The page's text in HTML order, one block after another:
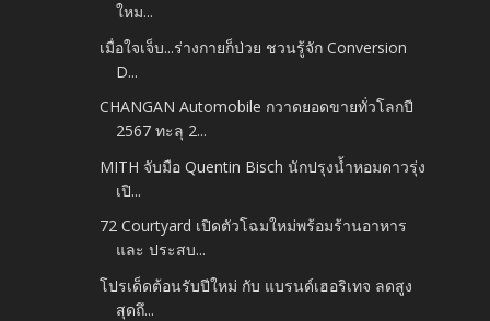
ใหม...
เมื่อใจเจ็บ...ร่างกายก็ป่วย ชวนรู้จัก Conversion
D...
CHANGAN Automobile กวาดยอดขายทั่วโลกปี
2567 ทะลุ 2...
MITH จับมือ Quentin Bisch นักปรุงน้ำหอมดาวรุ่ง
เปิ...
72 Courtyard เปิดตัวโฉมใหม่พร้อมร้านอาหาร
และ ประสบ...
โปรเด็ดต้อนรับปีใหม่ กับ แบรนด์เฮอริเทจ ลดสูง
สุดถึ...